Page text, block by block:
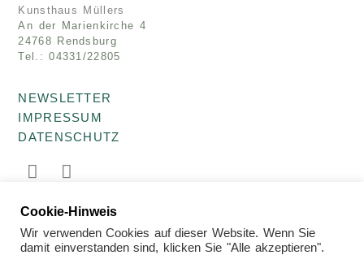
© 2026 Kunsthaus Müllers · Galerie für Kunst der
Gegenwart
Kunsthaus Müllers
An der Marienkirche 4
24768 Rendsburg
Tel.: 04331/22805
NEWSLETTER
IMPRESSUM
DATENSCHUTZ
Cookie-Hinweis
Wir verwenden Cookies auf dieser Website. Wenn Sie
damit einverstanden sind, klicken Sie "Alle akzeptieren".